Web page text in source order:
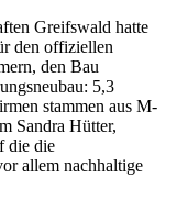
Greifswald hatte
den offiziellen
den Bau
5,3
stammen aus M-
Sandra Hütter,
die die
allem nachhaltige